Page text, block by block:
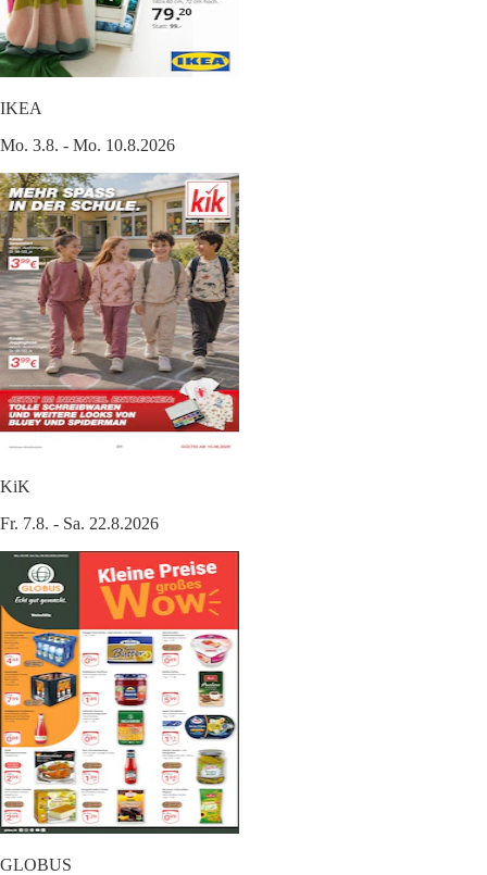
IKEA
Mo. 3.8. - Mo. 10.8.2026
KiK
Fr. 7.8. - Sa. 22.8.2026
GLOBUS